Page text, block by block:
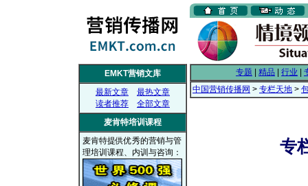
EMKT营销文库
最新文章
最热文章
读者推荐
全部文章
麦肯特培训课程
麦肯特提供优秀的营销与管
理培训课程、内训与咨询：
专题 精品 行业
中国营销传播网 > 专栏天地 >
专